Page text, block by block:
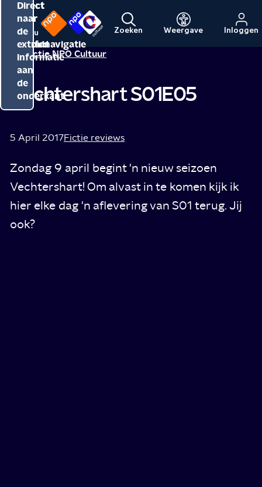
Direct
naar
de
inhoud
Direct
naar
de
hoofdnavigatie
Direct
naar
de
extra
informatie
aan
de
onderkant
Menu
Naar
de
NPO
Naar
de
NPO
Zoeken Weergave Inloggen
Redactie NPO Cultuur
Vechtershart S01E05
5 April 2017Fictie reviews
Zondag 9 april begint 'n nieuw seizoen
Vechtershart! Om alvast in te komen kijk ik
hier elke dag 'n aflevering van S01 terug. Jij
ook?